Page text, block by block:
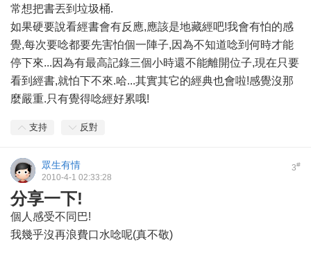
常想把書丟到垃圾桶.
如果硬要說看經書會有反應,應該是地藏經吧!我會有怕的感
覺,每次要唸都要先害怕個一陣子,因為不知道唸到何時才能
停下來...因為有最高記錄三個小時還不能離開位子,現在只要
看到經書,就怕下不來.哈...其實其它的經典也會啦!感覺沒那
麼嚴重.只有覺得唸經好累哦!
支持 反對
3#
眾生有情
2010-4-1 02:33:28
分享一下!
個人感受不同巴!
我幾乎沒再浪費口水唸呢(真不敬)